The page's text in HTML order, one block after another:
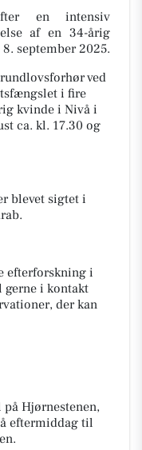
en intensiv
af en 34-årig
september 2025.
ved
i fire
kvinde i Nivå i
ca. kl. 17.30 og
blevet sigtet i
efterforskning i
gerne i kontakt
der kan
Hjørnestenen,
eftermiddag til